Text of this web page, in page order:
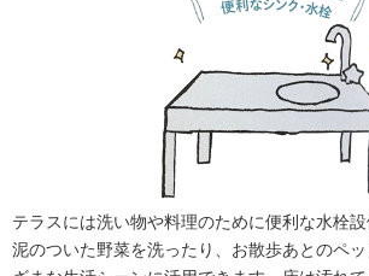
テラスには洗い物や料理のために便利な水栓設
泥のついた野菜を洗ったり、お散歩あとのペ